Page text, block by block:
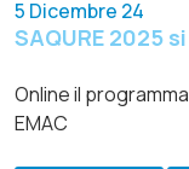
5 Dicembre 24
SAQURE 2025
Online il
EMAC